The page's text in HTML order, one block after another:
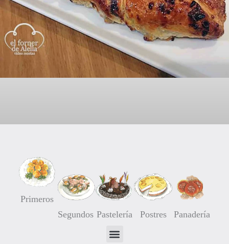
Trenza de Hojaldre rellena de Crema
Primeros
Segundos Pastelería Postres Panadería